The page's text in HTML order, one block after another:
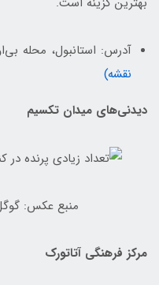
آدرس: استانبول، محله
نقشه)
دیدنی‌های میدان تکسیم
منبع عکس:
مرکز فرهنگی آتاتورک